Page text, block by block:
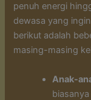
penuh energi
dewasa yang
berikut adalah
masing-masing
Anak-